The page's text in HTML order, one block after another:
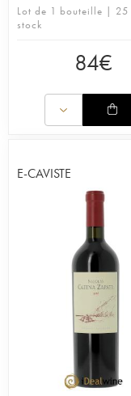
Lot de 1 bouteille | 25
stock
84€
E-CAVISTE